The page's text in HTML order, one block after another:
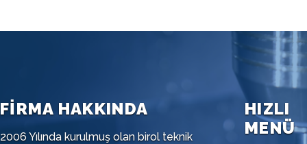
FİRMA HAKKINDA
2006 Yılında kurulmuş olan birol teknik
HIZLI
MENÜ